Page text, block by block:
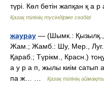
түрі. Көл бетін жапқан қ а
Қазақ тілінің түсіндірме сөздігі
жаурау — (Шымк.: Қызылқ.,
Жам.; Жамб.: Шу, Мер.,
Қараб.; Түрікм., Красн.)
а у р а п, жылы киім сатып
па ж… …
Қазақ тілінің